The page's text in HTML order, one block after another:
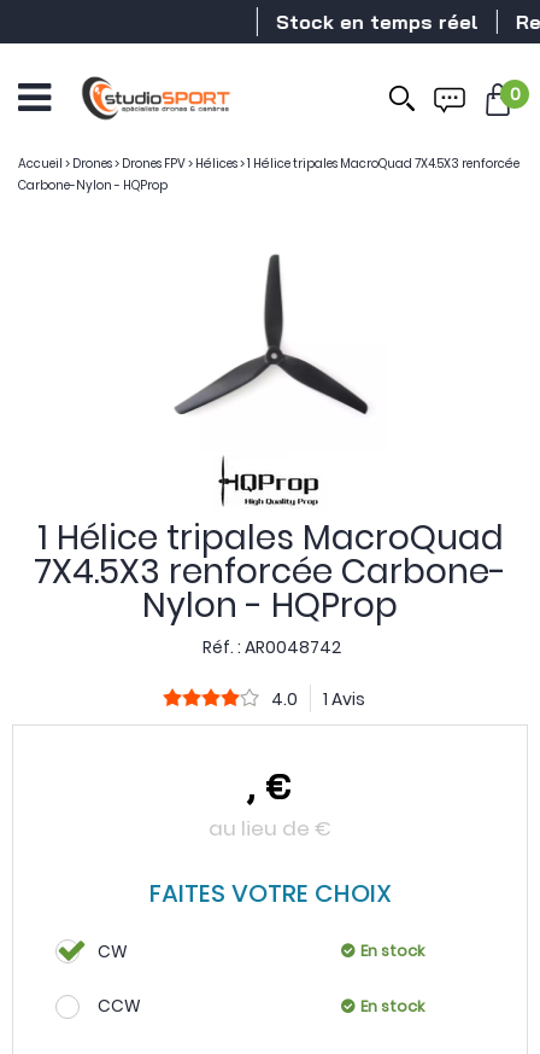
Stock en temps réel
0
Accueil > Drones> Drones FPV> Hélices>1 Hélice tripales MacroQuad 7X4.5X3 renforcée
Carbone-Nylon - HQProp
1 Hélice tripales MacroQuad
7X4.5X3 renforcée Carbone-
Nylon - HQProp
Réf. : AR0048742
4.0 1 Avis
, €
au lieu de €
FAITES VOTRE CHOIX
CW En stock
CCW En stock